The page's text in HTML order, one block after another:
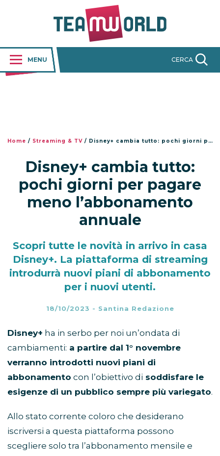
MENU CERCA
Home / Streaming & TV / Disney+ cambia tutto: pochi giorni per pagare meno l’abbonamento annuale
Disney+ cambia tutto:
pochi giorni per pagare
meno l’abbonamento
annuale
Scopri tutte le novità in arrivo in casa
Disney+. La piattaforma di streaming
introdurrà nuovi piani di abbonamento
per i nuovi utenti.
18/10/2023 - Santina Redazione
Disney+ ha in serbo per noi un’ondata di
cambiamenti: a partire dal 1° novembre
verranno introdotti nuovi piani di
abbonamento con l’obiettivo di soddisfare le
esigenze di un pubblico sempre più variegato.
Allo stato corrente coloro che desiderano
iscriversi a questa piattaforma possono
scegliere solo tra l’abbonamento mensile e